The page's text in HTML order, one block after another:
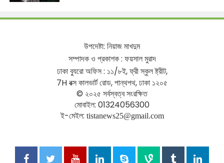
উপদেষ্টা: নিয়াজমাখদুম
সম্পাদকও প্রকাশক: ফয়সালমুরাদ
ঢাকাব্যুরোঅফিস: ১১/৮ই,ফ্রীস্কুলষ্ট্রীট,
7Hবক্সকালভার্টরোড,পান্থপথ,ঢাকা ১২০৫
© ২০২৫ সর্বস্বত্বসংরক্ষিত
মোবাইল: 01324056300
ই-মেইল: tistanews25@gmail.com